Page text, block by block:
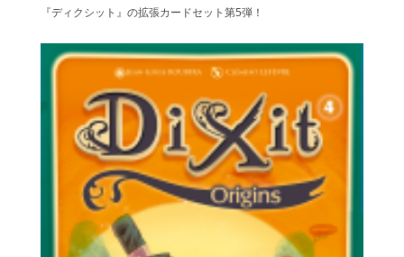
『ディクシット』の拡張カードセット第5弾！